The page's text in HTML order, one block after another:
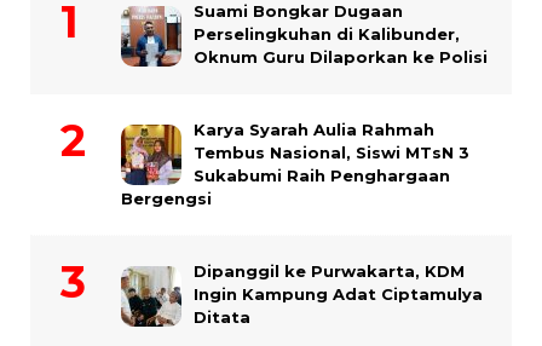
Suami Bongkar Dugaan
Perselingkuhan di Kalibunder,
Oknum Guru Dilaporkan ke Polisi
Karya Syarah Aulia Rahmah
Tembus Nasional, Siswi MTsN 3
Sukabumi Raih Penghargaan
Bergengsi
Dipanggil ke Purwakarta, KDM
Ingin Kampung Adat Ciptamulya
Ditata